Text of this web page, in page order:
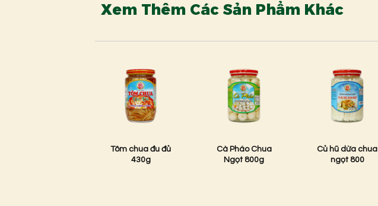
Xem Thêm Các Sản Phẩm Khác
Tôm chua đu đủ
430g
Cà Pháo Chua
Ngọt 800g
Củ hũ dừa chua
ngọt 800